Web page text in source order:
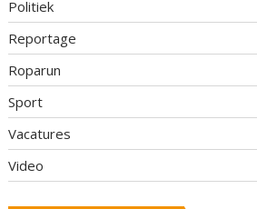
Politiek
Reportage
Roparun
Sport
Vacatures
Video